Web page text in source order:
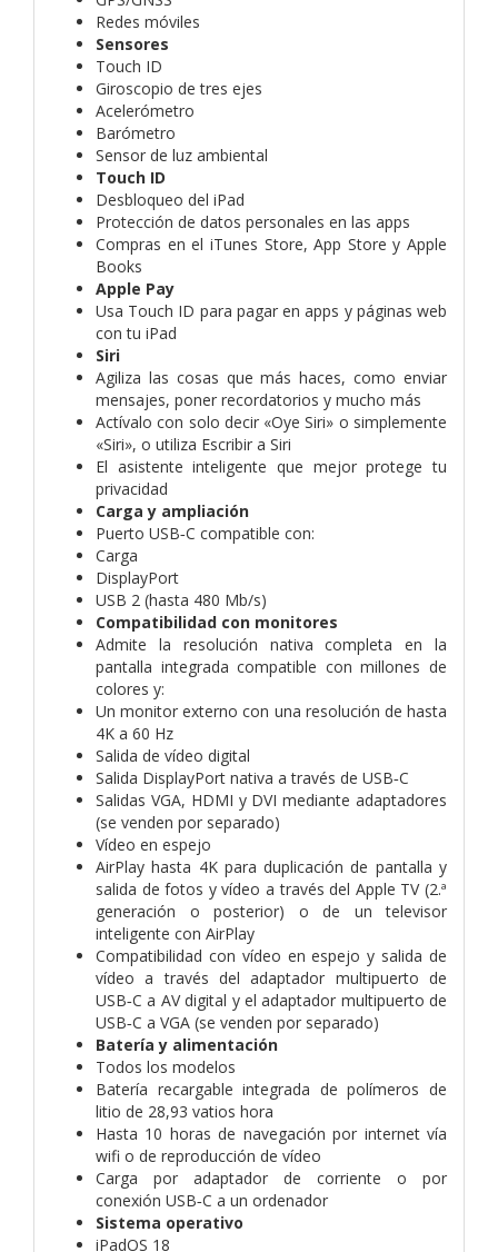
Redes móviles
Sensores
Touch ID
Giroscopio de tres ejes
Acelerómetro
Barómetro
Sensor de luz ambiental
Touch ID
Desbloqueo del iPad
Protección de datos personales en las apps
Compras en el iTunes Store, App Store y Apple
Books
Apple Pay
Usa Touch ID para pagar en apps y páginas web
con tu iPad
Siri
Agiliza las cosas que más haces, como enviar
mensajes, poner recordatorios y mucho más
Actívalo con solo decir «Oye Siri» o simplemente
«Siri», o utiliza Escribir a Siri
El asistente inteligente que mejor protege tu
privacidad
Carga y ampliación
Puerto USB‑C compatible con:
Carga
DisplayPort
USB 2 (hasta 480 Mb/s)
Compatibilidad con monitores
Admite la resolución nativa completa en la
pantalla integrada compatible con millones de
colores y:
Un monitor externo con una resolución de hasta
4K a 60 Hz
Salida de vídeo digital
Salida DisplayPort nativa a través de USB‑C
Salidas VGA, HDMI y DVI mediante adaptadores
(se venden por separado)
Vídeo en espejo
AirPlay hasta 4K para duplicación de pantalla y
salida de fotos y vídeo a través del Apple TV (2.ª
generación o posterior) o de un televisor
inteligente con AirPlay
Compatibilidad con vídeo en espejo y salida de
vídeo a través del adaptador multipuerto de
USB‑C a AV digital y el adaptador multipuerto de
USB‑C a VGA (se venden por separado)
Batería y alimentación
Todos los modelos
Batería recargable integrada de polímeros de
litio de 28,93 vatios hora
Hasta 10 horas de navegación por internet vía
wifi o de reproducción de vídeo
Carga por adaptador de corriente o por
conexión USB‑C a un ordenador
Sistema operativo
iPadOS 18